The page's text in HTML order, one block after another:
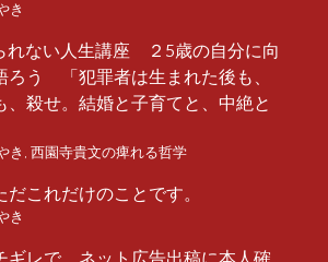
き
れない人生講座 ２5歳の自分に向
ろう 「犯罪者は生まれた後も、
、殺せ。結婚と子育てと、中絶と
き , 西園寺貴文の痺れる哲学
これだけのことです。
き